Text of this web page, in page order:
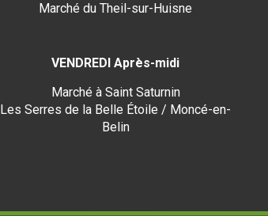
Marché du Theil-sur-Huisne
VENDREDI Après-midi
Marché à Saint Saturnin
Les Serres de la Belle Étoile / Moncé-en-
Belin